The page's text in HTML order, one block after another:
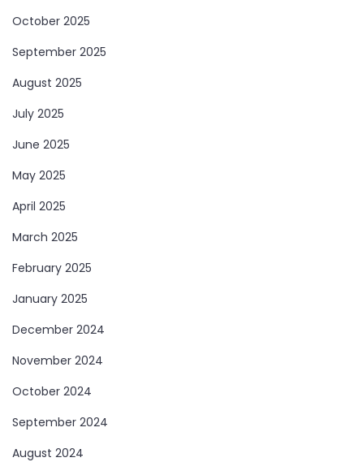
October 2025
September 2025
August 2025
July 2025
June 2025
May 2025
April 2025
March 2025
February 2025
January 2025
December 2024
November 2024
October 2024
September 2024
August 2024